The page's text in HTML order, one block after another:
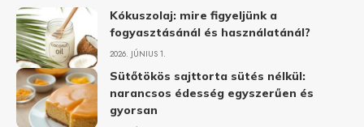
Kókuszolaj: mire figyeljünk a
fogyasztásánál és használatánál?
2026. JÚNIUS 1.
Sütőtökös sajttorta sütés nélkül:
narancsos édesség egyszerűen és
gyorsan